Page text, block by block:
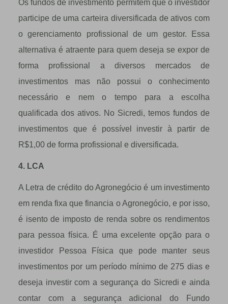
Os fundos de investimento permitem que o investidor
participe de uma carteira diversificada de ativos com
o gerenciamento profissional de um gestor. Essa
alternativa é atraente para quem deseja se expor de
forma profissional a diversos mercados de
investimentos mas não possui o conhecimento
necessário e nem o tempo para a escolha
qualificada dos ativos. No Sicredi, temos fundos de
investimentos que é possível investir à partir de
R$1,00 de forma profissional e diversificada.
4. LCA
A Letra de crédito do Agronegócio é um investimento
em renda fixa que financia o Agronegócio, e por isso,
é isento de imposto de renda sobre os rendimentos
para pessoa física. É uma excelente opção para o
investidor Pessoa Física que pode manter seus
investimentos por um período mínimo de 275 dias e
deseja investir com a segurança do Sicredi e ainda
contar com a segurança adicional do Fundo